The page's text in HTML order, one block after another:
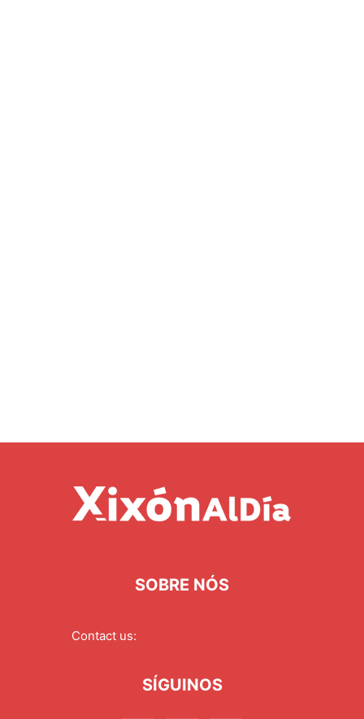
SOBRE NÓS
Contact us:
SÍGUINOS